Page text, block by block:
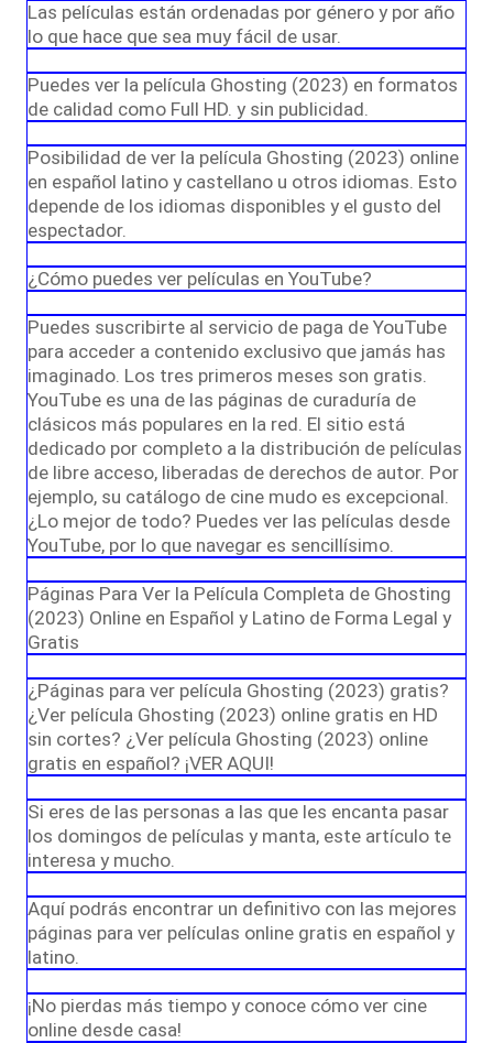
Las películas están ordenadas por género y por año
lo que hace que sea muy fácil de usar.
Puedes ver la película Ghosting (2023) en formatos
de calidad como Full HD. y sin publicidad.
Posibilidad de ver la película Ghosting (2023) online
en español latino y castellano u otros idiomas. Esto
depende de los idiomas disponibles y el gusto del
espectador.
¿Cómo puedes ver películas en YouTube?
Puedes suscribirte al servicio de paga de YouTube
para acceder a contenido exclusivo que jamás has
imaginado. Los tres primeros meses son gratis.
YouTube es una de las páginas de curaduría de
clásicos más populares en la red. El sitio está
dedicado por completo a la distribución de películas
de libre acceso, liberadas de derechos de autor. Por
ejemplo, su catálogo de cine mudo es excepcional.
¿Lo mejor de todo? Puedes ver las películas desde
YouTube, por lo que navegar es sencillísimo.
Páginas Para Ver la Película Completa de Ghosting
(2023) Online en Español y Latino de Forma Legal y
Gratis
¿Páginas para ver película Ghosting (2023) gratis?
¿Ver película Ghosting (2023) online gratis en HD
sin cortes? ¿Ver película Ghosting (2023) online
gratis en español? ¡VER AQUI!
Si eres de las personas a las que les encanta pasar
los domingos de películas y manta, este artículo te
interesa y mucho.
Aquí podrás encontrar un definitivo con las mejores
páginas para ver películas online gratis en español y
latino.
¡No pierdas más tiempo y conoce cómo ver cine
online desde casa!